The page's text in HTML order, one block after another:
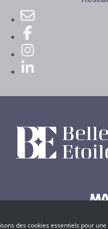
des cookies essentiels pour une
Powered by